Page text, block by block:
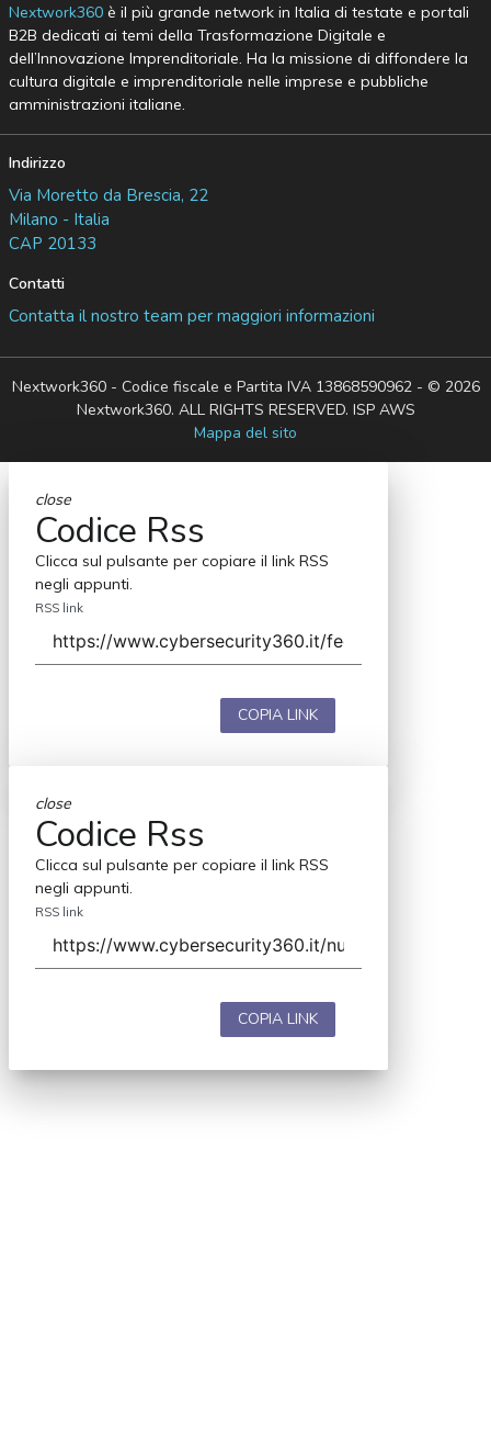
Nextwork360è il più grande network in Italia di testate e portali
B2B dedicati ai temi della Trasformazione Digitale e
dell’Innovazione Imprenditoriale. Ha la missione di diffondere la
cultura digitale e imprenditoriale nelle imprese e pubbliche
amministrazioni italiane.
Indirizzo
Via Moretto da Brescia, 22
Milano - Italia
CAP 20133
Contatti
Contatta il nostro team per maggiori informazioni
Nextwork360 - Codice fiscale e Partita IVA 13868590962 - © 2026
Nextwork360. ALL RIGHTS RESERVED. ISP AWS
Mappa del sito
close
Codice Rss
Clicca sul pulsante per copiare il link RSS
negli appunti.
RSS link
COPIA LINK
close
Codice Rss
Clicca sul pulsante per copiare il link RSS
negli appunti.
RSS link
COPIA LINK